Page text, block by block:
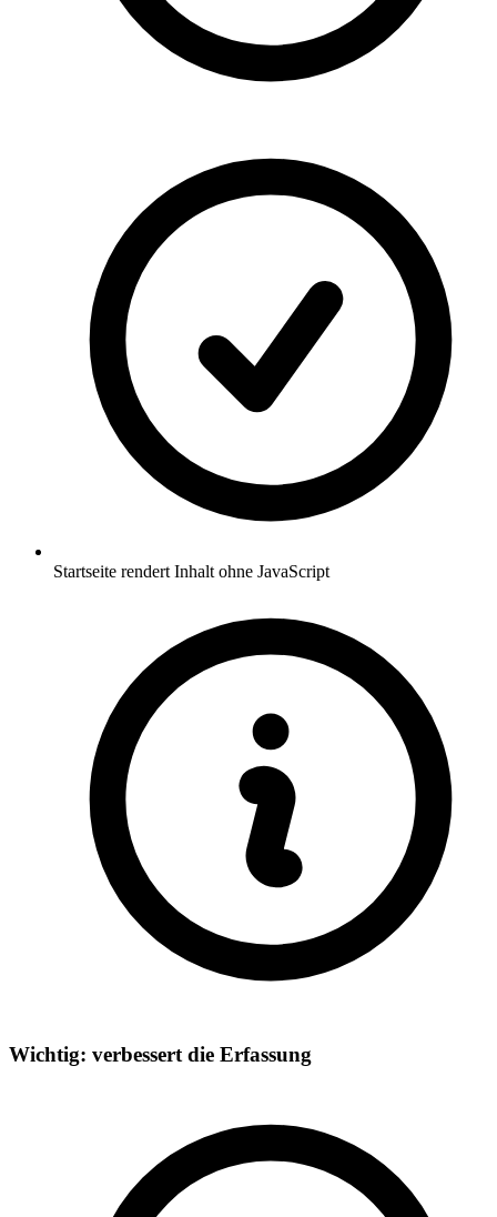
Startseite rendert Inhalt ohne JavaScript
Wichtig: verbessert die Erfassung